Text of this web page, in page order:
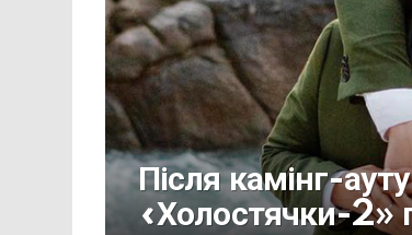
Після камінг-
«Холостячки-2»